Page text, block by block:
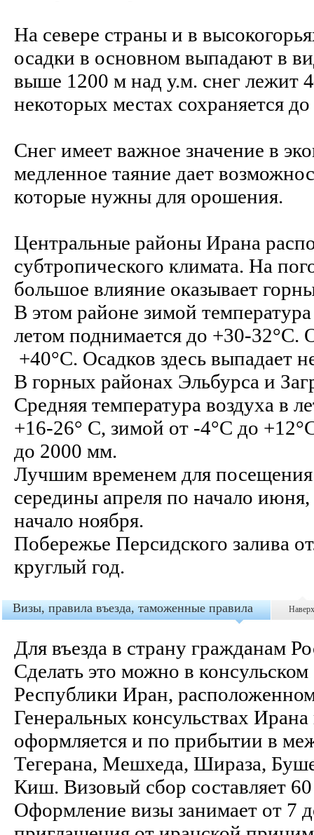
На севере страны и в
осадки в основном выпадают в
выше 1200 м над у.м. снег лежит
некоторых местах сохраняется
Снег имеет важное значение в
медленное таяние дает
которые нужны для орошения.
Центральные районы Ирана
субтропического климата. На
большое влияние оказывает
В этом районе зимой
летом поднимается до +30-32°С.
+40°С. Осадков здесь выпадает
В горных районах Эльбурса и
Средняя температура воздуха в
+16-26° С, зимой от -4°C до
до 2000 мм.
Лучшим временем для посещения
середины апреля по начало
начало ноября.
Побережье Персидского залива
круглый год.
Визы, правила въезда, таможенные правила Наверх
Для въезда в страну гражданам
Сделать это можно в
Республики Иран,
Генеральных консульствах
оформляется и по прибытии в
Тегерана, Мешхеда, Шираза,
Киш. Визовый сбор составляет
Оформление визы занимает от 7